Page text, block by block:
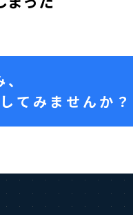
てみませんか？
案いたします。
ご安心ください。